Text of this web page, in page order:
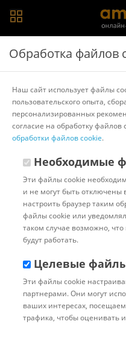
Главная > Каталог товаров
Другие товары
Обработка файлов
Наш сайт использует файлы
пользовательского опыта,
персонализированных
согласие на обработку файлов
обработки файлов cookie.
Необходимые
Эти файлы cookie
и не могут быть
настроить браузер таким
файлы cookie или
таком случае возможно,
будут работать.
Целевые
Эти файлы cookie
партнерами. Они могут
ваших интересах,
трафика, чтобы оценивать